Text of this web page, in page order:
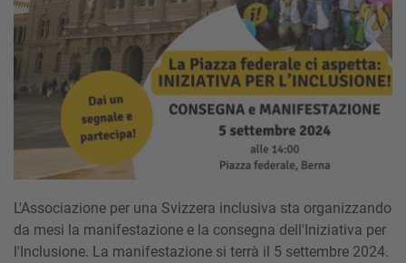
L'Associazione per una Svizzera inclusiva sta organizzando
da mesi la manifestazione e la consegna dell'Iniziativa per
l'Inclusione. La manifestazione si terrà il 5 settembre 2024.